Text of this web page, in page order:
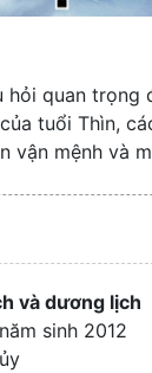
hỏi quan trọng
tuổi Thìn,
vận mệnh và
và dương lịch
sinh 2012